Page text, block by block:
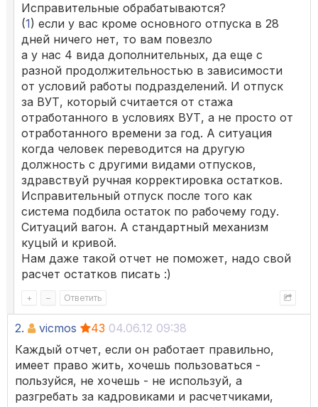
Исправительные обрабатываются?
(1) если у вас кроме основного отпуска в 28
дней ничего нет, то вам повезло
а у нас 4 вида дополнительных, да еще с
разной продолжительностью в зависимости
от условий работы подразделений. И отпуск
за ВУТ, который считается от стажа
отработанного в условиях ВУТ, а не просто от
отработанного времени за год. А ситуация
когда человек переводится на другую
должность с другими видами отпусков,
здравствуй ручная корректировка остатков.
Исправительный отпуск после того как
система подбила остаток по рабочему году.
Ситуаций вагон. А стандартный механизм
куцый и кривой.
Нам даже такой отчет не поможет, надо свой
расчет остатков писать :)
+ – Ответить
2. vicmos 43 04.06.12 09:38
Каждый отчет, если он работает правильно,
имеет право жить, хочешь пользоваться -
пользуйся, не хочешь - не используй, а
разгребать за кадровиками и расчетчиками,